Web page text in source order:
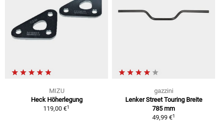
MIZU
Heck Höherlegung
119,00 €1
gazzini
Lenker Street Touring Breite
785 mm
49,99 €1